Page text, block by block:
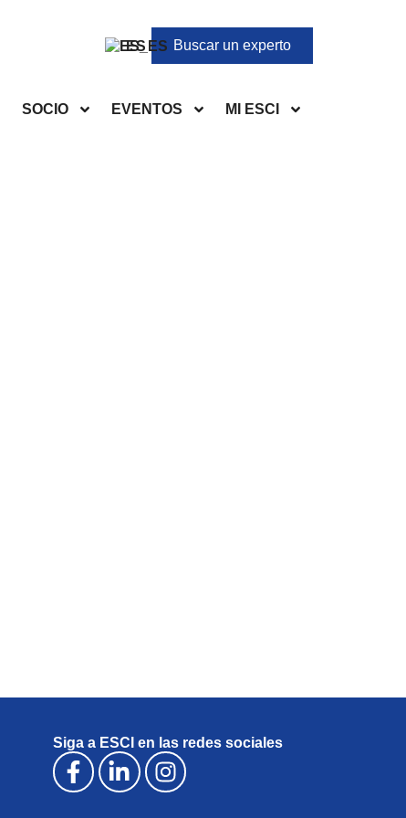
ES Buscar un experto
SOCIO EVENTOS MI ESCI
Siga a ESCI en las redes sociales